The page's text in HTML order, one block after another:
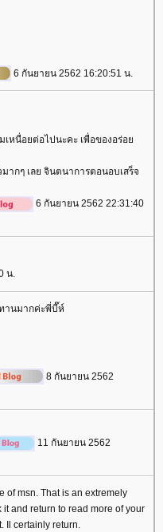
6 กันยายน 2562 16:20:51 น.
เหนื่อยต่อไปนะคะ เพื่อของอร่อ
กๆ เลย จินตนาการตอนอบเสร็จ
6 กันยายน 2562 22:31:40
น.
านมากค่ะพี่บี๊ห์
8 กันยายน 2562
11 กันยายน 2562
of msn. That is an extremely
and return to read more of your
Il certainly return.